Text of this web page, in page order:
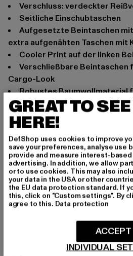
Verschluss: verdeckter
Seitliche Einschubtaschen
Aufgesetzte Beintaschen mit Knopfverschluss, mit
extra aufgenähten Taschen mit
Cooler Print auf der linken
Verschließbare Beintaschen für den typischen
Cargo-Look
Robustes
Bequeme Passform
Anlass: sommerlich, Alltag,
Marke: Brandit
Kat.: Shorts
Farbe: olive
Hersteller Farbe: olive
Materialzusammensetzung:
Art.Nr: BD2023-00176
Spichernstraße 6a | 50672 Köln | DE
GREAT TO
HERE!
DefShop uses cookies to improve
save your preferences, analyse use
provide and measure interest-
advertising. In addition, we allow
or to use cookies. This may also
your data in the USA or other
the EU data protection standard. If
this, click on "Custom settings". By
agree to this. Data protection
INDIVIDUAL
ACCEPT